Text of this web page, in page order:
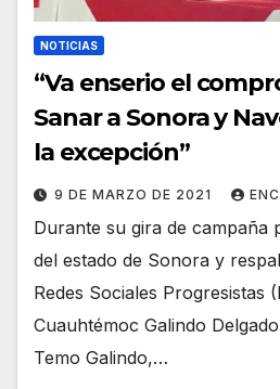
NOTICIAS
“Va enserio el
Sanar a Sonora y
la excepción”
9 DE MARZO DE 2021
Durante su gira de campaña
del estado de Sonora y
Redes Sociales Progresistas
Cuauhtémoc Galindo
Temo Galindo,…